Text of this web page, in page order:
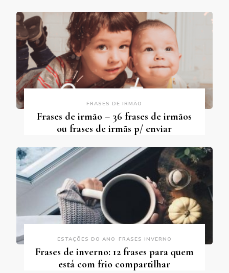
FRASES DE IRMÃO
Frases de irmão – 36 frases de irmãos
ou frases de irmãs p/ enviar
ESTAÇÕES DO ANO FRASES INVERNO
Frases de inverno: 12 frases para quem
está com frio compartilhar